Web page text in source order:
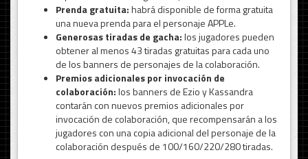
Prenda gratuita:habrá disponible de forma gratuita
una nueva prenda para el personaje APPLe.
Generosas tiradas de gacha:los jugadores pueden
obtener al menos 43 tiradas gratuitas para cada uno
de los banners de personajes de la colaboración.
Premios adicionales por invocación de
colaboración:los banners de Ezio y Kassandra
contarán con nuevos premios adicionales por
invocación de colaboración, que recompensarán a los
jugadores con una copia adicional del personaje de la
colaboración después de 100/160/220/280 tiradas.